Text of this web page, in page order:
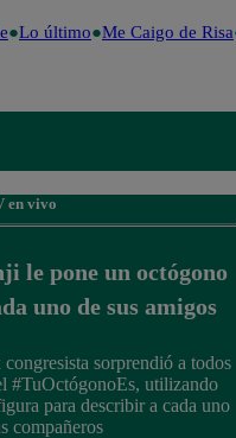
Lo último Me Caigo de Risa
en vivo
le pone un octógono
uno de sus amigos
sorprendió a todos
#TuOctógonoEs, utilizando
para describir a cada uno
compañeros